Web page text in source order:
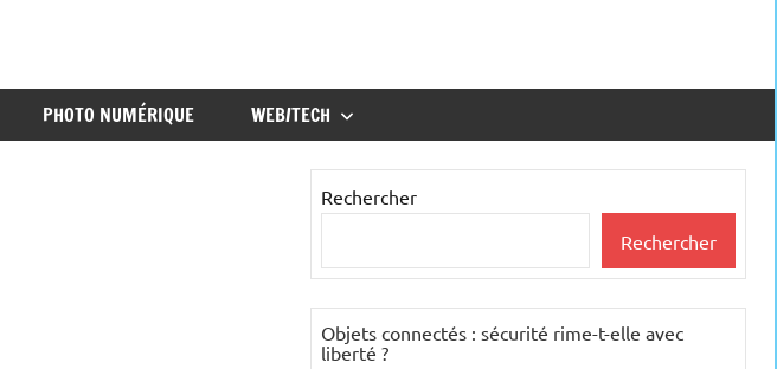
PHOTO NUMÉRIQUE WEB/TECH
Rechercher
Rechercher
Objets connectés : sécurité rime-t-elle avec
liberté ?